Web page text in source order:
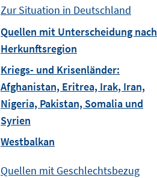
Zur Situation in Deutschland
Quellen mit Unterscheidung nach
Herkunftsregion
Kriegs- und Krisenländer:
Afghanistan, Eritrea, Irak, Iran,
Nigeria, Pakistan, Somalia und
Syrien
Westbalkan
Quellen mit Geschlechtsbezug